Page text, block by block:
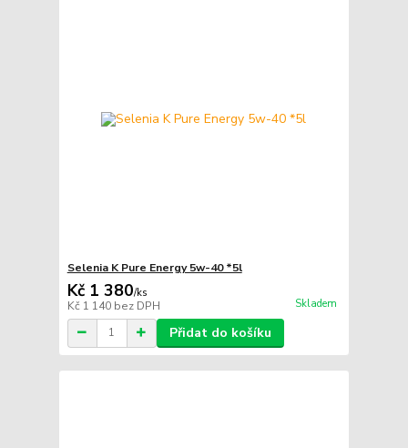
Selenia K Pure Energy 5w-40 *5l
Kč 1 380/ks
Kč 1 140 bez DPH Skladem
Přidat do košíku